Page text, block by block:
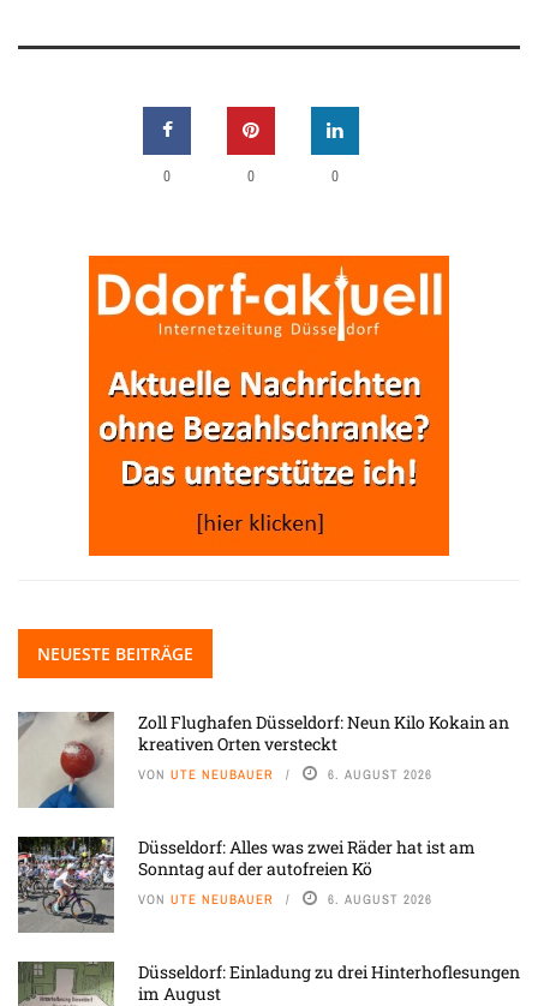
0 0 0
NEUESTE BEITRÄGE
Zoll Flughafen Düsseldorf: Neun Kilo Kokain an
kreativen Orten versteckt
VON UTE NEUBAUER 6. AUGUST 2026
Düsseldorf: Alles was zwei Räder hat ist am
Sonntag auf der autofreien Kö
VON UTE NEUBAUER 6. AUGUST 2026
Düsseldorf: Einladung zu drei Hinterhoflesungen
im August